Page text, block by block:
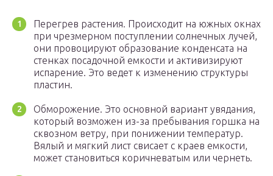
Перегрев растения. Происходит на южных окнах
при чрезмерном поступлении солнечных лучей,
они провоцируют образование конденсата на
стенках посадочной емкости и активизируют
испарение. Это ведет к изменению структуры
пластин.
Обморожение. Это основной вариант увядания,
который возможен из-за пребывания горшка на
сквозном ветру, при понижении температур.
Вялый и мягкий лист свисает с краев емкости,
может становиться коричневатым или чернеть.